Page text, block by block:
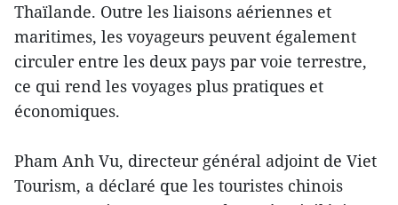
Thaïlande. Outre les liaisons aériennes et
maritimes, les voyageurs peuvent également
circuler entre les deux pays par voie terrestre,
ce qui rend les voyages plus pratiques et
économiques.
Pham Anh Vu, directeur général adjoint de Viet
Tourism, a déclaré que les touristes chinois